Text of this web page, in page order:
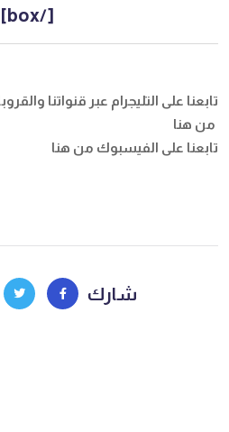
[/box]
تابعنا على التليجرام عبر قنواتنا
من هنا
تابعنا على الفيسبوك من هنا
شارك